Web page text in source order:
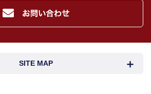
する必要な安全管理措置を実施いたします。
の扱いの全部又は一部について外部委託をするとき
SITE MAP